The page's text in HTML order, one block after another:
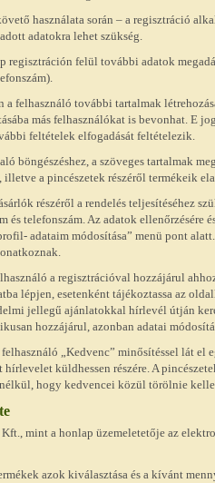
használata során – a regisztráció
adatokra lehet szükség.
regisztráción felül további adatok
a felhasználó további tartalmak
más felhasználókat is bevonhat. E
feltételek elfogadását feltételezik.
böngészéshez, a szöveges tartalmak
illetve a pincészetek részéről termékeik
részéről a rendelés teljesítéséhez
és telefonszám. Az adatok ellenőrzésére
adataim módosítása” menü pont
a regisztrációval hozzájárul
lépjen, esetenként tájékoztassa az
jellegű ajánlatokkal hírlevél útján
hozzájárul, azonban adatai
„Kedvenc” minősítéssel lát el
hírlevelet küldhessen részére. A
hogy kedvencei közül törölnie
mint a honlap üzemeletetője az
azok kiválasztása és a kívánt